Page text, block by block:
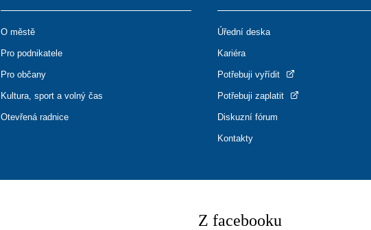
O městě
Pro podnikatele
Pro občany
Kultura, sport a volný čas
Otevřená radnice
Úřední deska
Kariéra
Potřebuji vyřídit
Potřebuji zaplatit
Diskuzní fórum
Kontakty
Z facebooku